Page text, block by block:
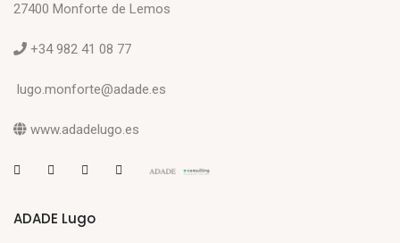
27400 Monforte de Lemos
+34 982 41 08 77
lugo.monforte@adade.es
www.adadelugo.es
ADADE Lugo